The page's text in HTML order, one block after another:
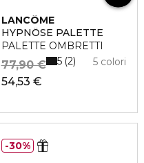
LANCÔME
HYPNÔSE PALETTE
PALETTE OMBRETTI
54,53 €
77,90 € 5 colori
5 2
30%